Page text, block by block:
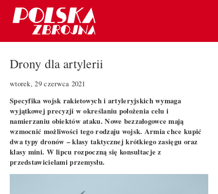
Drony dla artylerii
wtorek, 29 czerwca 2021
Specyfika wojsk rakietowych i artyleryjskich wymaga
wyjątkowej precyzji w określaniu położenia celu i
namierzaniu obiektów ataku. Nowe bezzałogowce mają
wzmocnić możliwości tego rodzaju wojsk. Armia chce kupić
dwa typy dronów – klasy taktycznej krótkiego zasięgu oraz
klasy mini. W lipcu rozpoczną się konsultacje z
przedstawicielami przemysłu.